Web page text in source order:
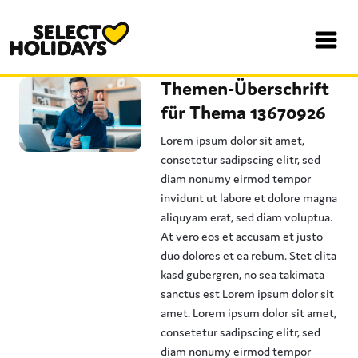
Themen-Überschrift
für Thema 13670926
Lorem ipsum dolor sit amet,
consetetur sadipscing elitr, sed
diam nonumy eirmod tempor
invidunt ut labore et dolore magna
aliquyam erat, sed diam voluptua.
At vero eos et accusam et justo
duo dolores et ea rebum. Stet clita
kasd gubergren, no sea takimata
sanctus est Lorem ipsum dolor sit
amet. Lorem ipsum dolor sit amet,
consetetur sadipscing elitr, sed
diam nonumy eirmod tempor